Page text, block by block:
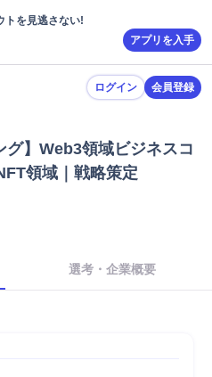
トを見逃さない!
アプリを入手
ログイン 会員登録
グ】Web3領域ビジネスコ
領域｜戦略策定
選考・企業概要